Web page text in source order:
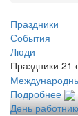
Праздники
События
Люди
Праздники 21
Подробнее
День